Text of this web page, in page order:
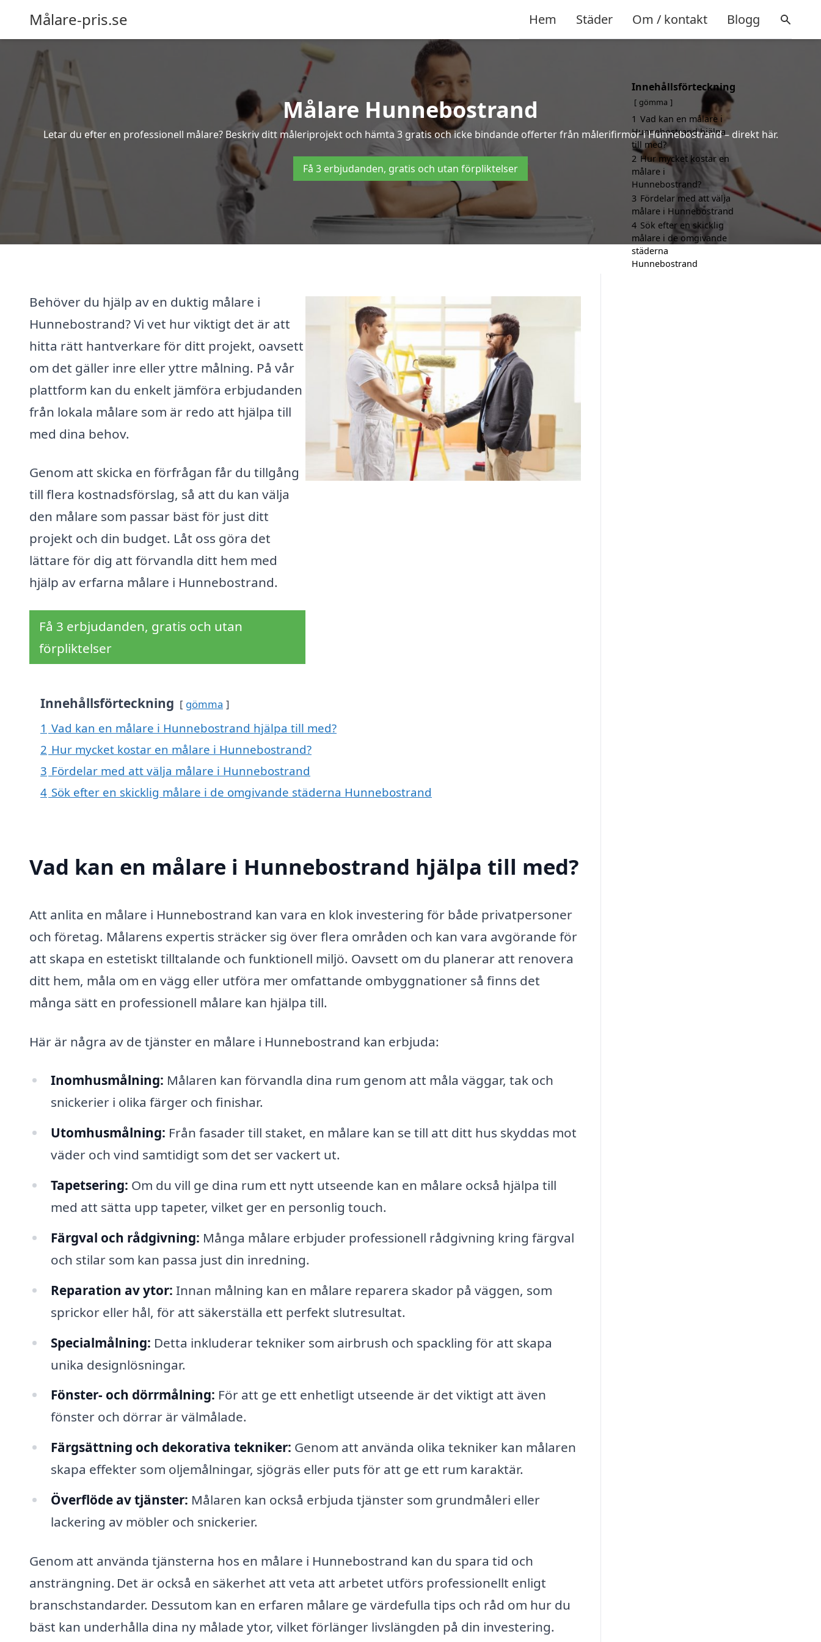
Målare-pris.se Hem Städer Om / kontakt Blogg
Målare Hunnebostrand
Letar du efter en professionell målare? Beskriv ditt måleriprojekt och hämta 3 gratis och icke bindande offerter från målerifirmor i Hunnebostrand – direkt här.
Få 3 erbjudanden, gratis och utan förpliktelser
Behöver du hjälp av en duktig målare i
Hunnebostrand? Vi vet hur viktigt det är att
hitta rätt hantverkare för ditt projekt, oavsett
om det gäller inre eller yttre målning. På vår
plattform kan du enkelt jämföra erbjudanden
från lokala målare som är redo att hjälpa till
med dina behov.
Genom att skicka en förfrågan får du tillgång
till flera kostnadsförslag, så att du kan välja
den målare som passar bäst för just ditt
projekt och din budget. Låt oss göra det
lättare för dig att förvandla ditt hem med
hjälp av erfarna målare i Hunnebostrand.
Få 3 erbjudanden, gratis och utan
förpliktelser
Innehållsförteckning gömma
1 Vad kan en målare i Hunnebostrand hjälpa till med?
2 Hur mycket kostar en målare i Hunnebostrand?
3 Fördelar med att välja målare i Hunnebostrand
4 Sök efter en skicklig målare i de omgivande städerna Hunnebostrand
Vad kan en målare i Hunnebostrand hjälpa till med?
Att anlita en målare i Hunnebostrand kan vara en klok investering för både privatpersoner
och företag. Målarens expertis sträcker sig över flera områden och kan vara avgörande för
att skapa en estetiskt tilltalande och funktionell miljö. Oavsett om du planerar att renovera
ditt hem, måla om en vägg eller utföra mer omfattande ombyggnationer så finns det
många sätt en professionell målare kan hjälpa till.
Här är några av de tjänster en målare i Hunnebostrand kan erbjuda:
Inomhusmålning: Målaren kan förvandla dina rum genom att måla väggar, tak och
snickerier i olika färger och finishar.
Utomhusmålning: Från fasader till staket, en målare kan se till att ditt hus skyddas mot
väder och vind samtidigt som det ser vackert ut.
Tapetsering: Om du vill ge dina rum ett nytt utseende kan en målare också hjälpa till
med att sätta upp tapeter, vilket ger en personlig touch.
Färgval och rådgivning: Många målare erbjuder professionell rådgivning kring färgval
och stilar som kan passa just din inredning.
Reparation av ytor: Innan målning kan en målare reparera skador på väggen, som
sprickor eller hål, för att säkerställa ett perfekt slutresultat.
Specialmålning: Detta inkluderar tekniker som airbrush och spackling för att skapa
unika designlösningar.
Fönster- och dörrmålning: För att ge ett enhetligt utseende är det viktigt att även
fönster och dörrar är välmålade.
Färgsättning och dekorativa tekniker: Genom att använda olika tekniker kan målaren
skapa effekter som oljemålningar, sjögräs eller puts för att ge ett rum karaktär.
Överflöde av tjänster: Målaren kan också erbjuda tjänster som grundmåleri eller
lackering av möbler och snickerier.
Genom att använda tjänsterna hos en målare i Hunnebostrand kan du spara tid och
ansträngning. Det är också en säkerhet att veta att arbetet utförs professionellt enligt
branschstandarder. Dessutom kan en erfaren målare ge värdefulla tips och råd om hur du
bäst kan underhålla dina ny målade ytor, vilket förlänger livslängden på din investering.
Innehållsförteckning
gömma
1 Vad kan en målare i
Hunnebostrand hjälpa
till med?
2 Hur mycket kostar en
målare i
Hunnebostrand?
3 Fördelar med att välja
målare i Hunnebostrand
4 Sök efter en skicklig
målare i de omgivande
städerna
Hunnebostrand